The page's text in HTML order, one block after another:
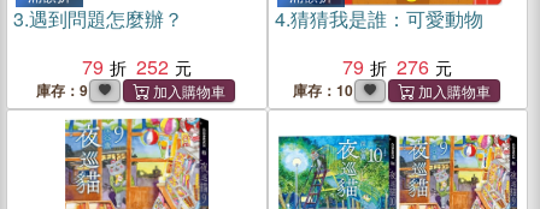
3.遇到問題怎麼辦？
79
252
庫存：9
4.猜猜我是誰：可愛動物
79
276
庫存：10